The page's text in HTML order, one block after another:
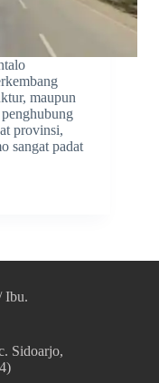
maupun
provinsi,
sangat padat
Ibu.
Sidoarjo,